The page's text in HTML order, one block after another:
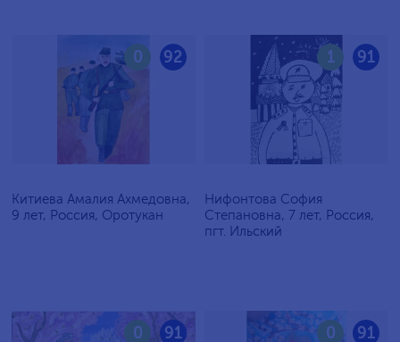
92
0
Китиева Амалия Ахмедовна,
9 лет, Россия, Оротукан
91
1
Нифонтова София
Степановна, 7 лет, Россия,
пгт. Ильский
91
0 91
0